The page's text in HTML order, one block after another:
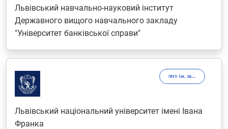
Львівський навчально-науковий інститут
Державного вищого навчального закладу
"Університет банківської справи"
ЛНУ ім. Івана Франка
Львівський національний університет імені Івана
Франка